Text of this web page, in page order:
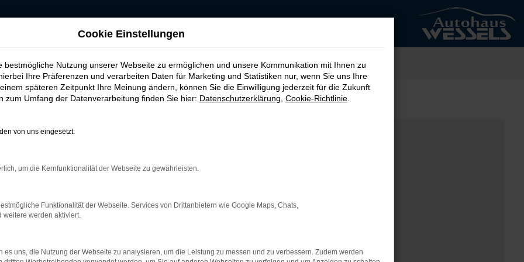
AUTOHAUS
Error
können:
deine Internetverbindung.
Beispiel deine Suchmaschine?
Cookie Einstellungen
bestmögliche Nutzung unserer Webseite zu ermöglichen und unsere Kommunikation mit Ihnen zu
Ihre Präferenzen und verarbeiten Daten für Marketing und Statistiken nur, wenn Sie uns Ihre
späteren Zeitpunkt Ihre Meinung ändern, können Sie die Einwilligung jederzeit für die Zukunft
zum Umfang der Datenverarbeitung finden Sie hier: Datenschutzerklärung Cookie-Richtlinie
von uns eingesetzt:
um die Kernfunktionalität der Webseite zu gewährleisten.
Funktionalität der Webseite. Services von Drittanbietern wie Google Maps, Chats,
weitere werden aktiviert.
es uns, die Nutzung der Webseite zu analysieren, um die Leistung zu messen und zu verbessern. Zudem werden